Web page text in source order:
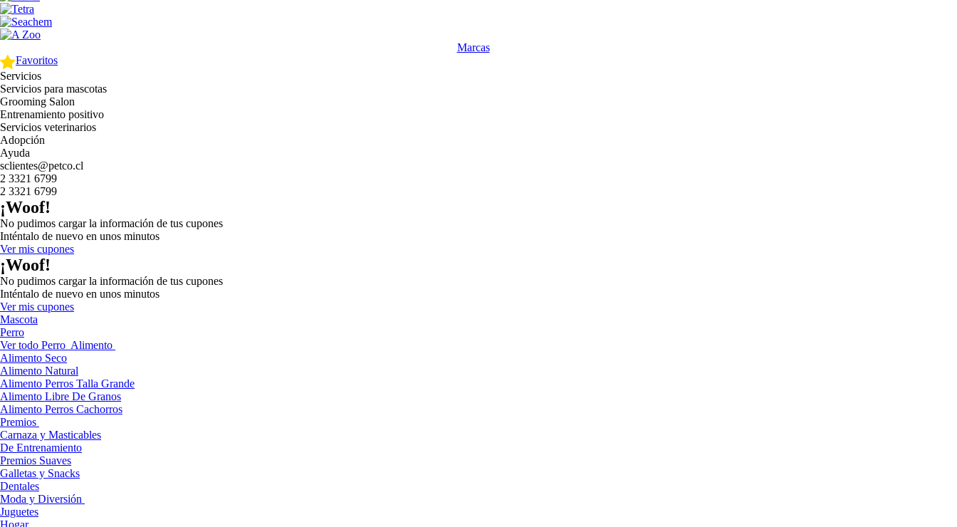
Marcas
Favoritos
Servicios
Servicios para mascotas
Grooming Salon
Entrenamiento positivo
Servicios veterinarios
Adopción
Ayuda
sclientes@petco.cl
2 3321 6799
2 3321 6799
¡Woof!
No pudimos cargar la información de tus cupones
Inténtalo de nuevo en unos minutos
Ver mis cupones
¡Woof!
No pudimos cargar la información de tus cupones
Inténtalo de nuevo en unos minutos
Ver mis cupones
Mascota
Perro
Ver todo Perro Alimento
Alimento Seco
Alimento Natural
Alimento Perros Talla Grande
Alimento Libre De Granos
Alimento Perros Cachorros
Premios
Carnaza y Masticables
De Entrenamiento
Premios Suaves
Galletas y Snacks
Dentales
Moda y Diversión
Juguetes
Hogar